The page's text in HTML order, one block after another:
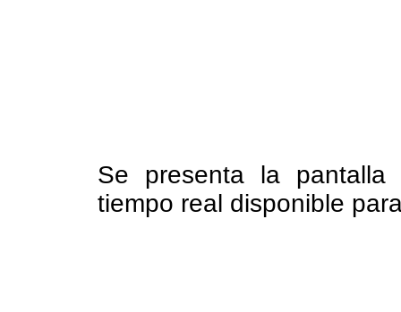
Se presenta la
tiempo real disponible